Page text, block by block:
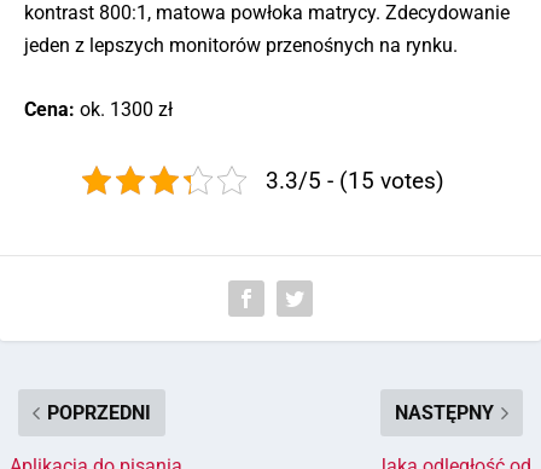
kontrast 800:1, matowa powłoka matrycy. Zdecydowanie
jeden z lepszych monitorów przenośnych na rynku.
Cena: ok. 1300 zł
3.3/5 - (15 votes)
POPRZEDNI NASTĘPNY